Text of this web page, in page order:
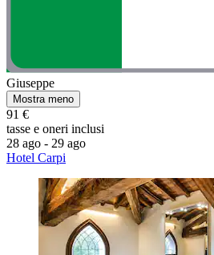
Giuseppe
Mostra meno
91 €
tasse e oneri inclusi
28 ago - 29 ago
Hotel Carpi